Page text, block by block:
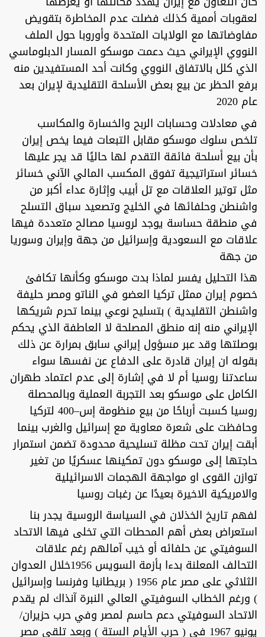
لعقوبات أممية كذلك فضلت عدم المخاطرة بتقويض
مفاوضاتها مع الولايات المتحدة وأوروبا حول الملف
النووي الإيراني حيث دعمت موسكو المسار الدبلوماسي
الذي كلل بالاتفاق النووي وكانت أحد المستفيدين منه
برفع الحظر عن بيع بعض الأسلحة التقليدية لإيران بعد
عام 2020
في معادلات وحسابات الربح والخسارة والمكاسب
تلخص سلوك موسكو مقابل التبعات فيما يخص إيران
بأن بيع أسلحة فائقة التقدم لها حاليًا قد يجر عليها
خسائر استراتيجية تفوق المكسب المالي الآني خسائر
مثل توتير العلاقات مع تل أبيب وإثارة عداء أكبر من
واشنطن وحلفائها في الخليج وتصعيد سباق التسلح
في منطقة حساسة يوجد لروسيا مصالح متعددة فيها
علاقات مع السعودية وإسرائيل من جهة وإيران وسوريا
من جهة
هذا التحليل يفسر لماذا بدت موسكو وكأنها تكافئ
خصوم إيران ممثل تركيا العضو في الناتو ومصر حليفة
واشنطن التقليدية ) بتسليح نوعي بينما تحرم شريكها
الإيراني منه إنه منطق المصلحة لا العاطفة الذي يحكم
بوصلتها وقد عبر مسؤول إيراني سابق بمرارة عن ذلك
بقوله ان إيران قادرة على الدفاع عن نفسها سواء
ساعدتنا روسيا أم لا في إشارة إلى عدم اعتماد طهران
الكامل على موسكو بعد التجربة العملية وبالمحصلة
روسيا كسبت أرباحًا من بيع منظومة إس–400 لتركيا
وحافظت على شعرة معاوية مع إسرائيل والغرب بينما
أبقت إيران تحت مظلة تسليحية محدودة تضمن استمرار
حاجتها إلى موسكو دون تمكينها عسكريًا من تغير
توازن القوى او مواجهة الهجمات الاسرائيلية
والامريكية الاخيرة بعيدًا عن رغبات روسيا
لفهم تاريخ الخذلان في السياسة الروسية يجدر بنا
استعراض بعض أهم المحطات التي تخلى فيها الاتحاد
السوفيتي عن حلفائه أو خيب آمالهم رغم علاقات
التحالف المعلنة بدءا بأزمة السويس 1956خلال العدوان
الثلاثي على مصر عام 1956 ( بريطانيا وفرنسا وإسرائيل
) ورغم الخطاب السوفيتي العالي النبرة آنذاك لم يقدم
الاتحاد السوفيتي دعم حاسم لمصر وفي حرب حزيران/
يونيو 1967 في ( حرب الأيام الستة ) وبعد تلقي مصر